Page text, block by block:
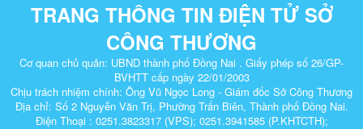
TRANG THÔNG TIN ĐIỆN TỬ SỞ
CÔNG THƯƠNG
Cơ quan chủ quản: UBND thành phố Đồng Nai . Giấy phép số 26/GP-
BVHTT cấp ngày 22/01/2003
Chịu trách nhiệm chính: Ông Vũ Ngọc Long - Giám đốc Sở Công Thương
Địa chỉ: Số 2 Nguyễn Văn Trị, Phường Trấn Biên, Thành phố Đồng Nai.
Điện Thoại : 0251.3823317 (VPS); 0251.3941585 (P.KHTCTH);